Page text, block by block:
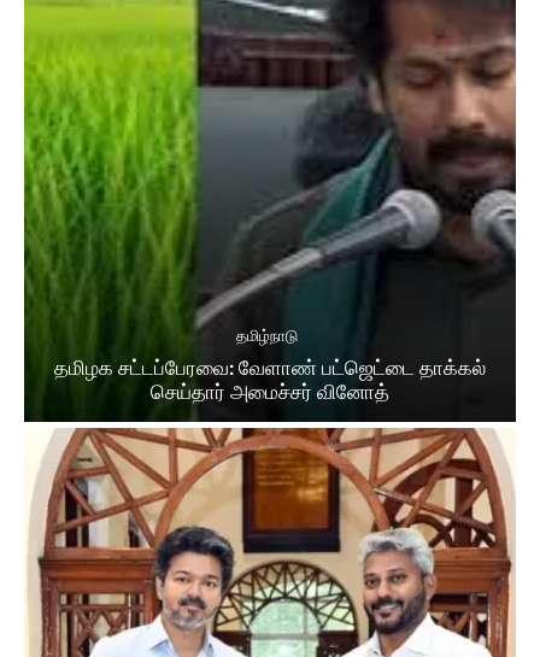
தமிழ்நாடு
தமிழக சட்​டப்​பேர​வை: வேளாண் பட்​ஜெட்டை தாக்கல்
செய்தார் அமைச்சர் வினோத்